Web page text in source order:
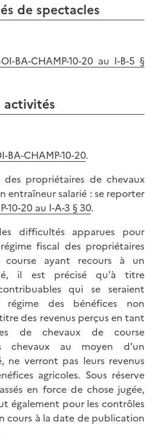
de spectacles
BA-CHAMP-10-20 au I-B-5 §
activités
BA-CHAMP-10-20.
propriétaires de chevaux
entraîneur salarié : se reporter
10-20 au I-A-3 § 30.
difficultés apparues pour
fiscal des propriétaires
ayant recours à un
il est précisé qu'à titre
qui se seraient
des bénéfices non
des revenus perçus en tant
de chevaux de course
chevaux au moyen d’un
ne verront pas leurs revenus
agricoles. Sous réserve
en force de chose jugée,
également pour les contrôles
cours à la date de publication